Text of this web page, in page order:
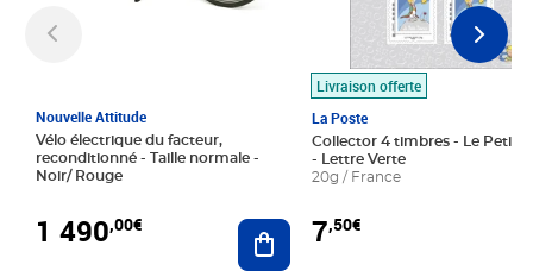
Nouvelle Attitude
Vélo électrique du facteur,
reconditionné - Taille normale -
Noir/ Rouge
1 490,00€ Ajouter au panier
Livraison offerte
La Poste
Collector 4 timbres - Le Petit
- Lettre Verte
20g / France
7,50€